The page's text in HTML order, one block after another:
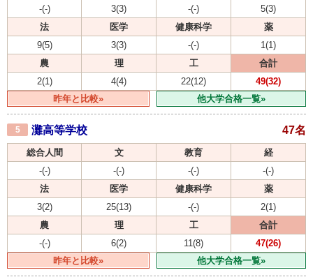
-(-)
3(3) -(-)
5(3)
法
医学 健康科学
薬
9(5)
3(3) -(-)
1(1)
農
理 工
合計
2(1)
4(4) 22(12)
49(32)
昨年と比較»
他大学合格一覧»
5 灘高等学校 47名
総合人間 文 教育
経
-(-)
-(-) -(-)
-(-)
法
医学 健康科学
薬
3(2)
25(13) -(-)
2(1)
農
理 工
合計
-(-)
6(2) 11(8)
47(26)
昨年と比較»
他大学合格一覧»